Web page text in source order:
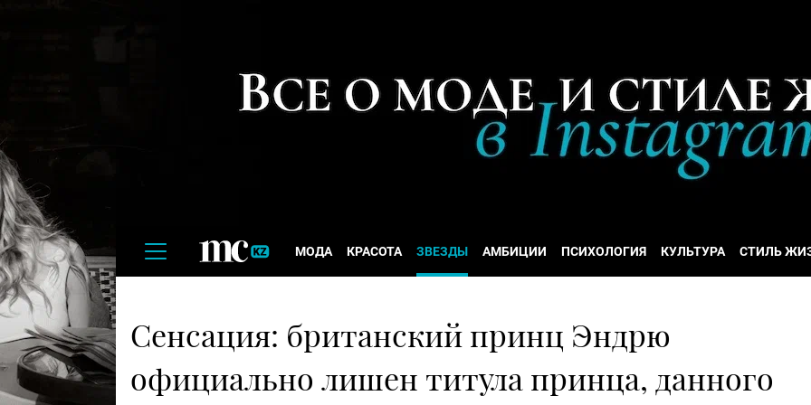
МОДА КРАСОТА ЗВЕЗДЫ АМБИЦИИ ПСИХОЛОГИЯ КУЛЬТУРА СТИЛЬ
Сенсация: британский принц Эндрю
официально лишен титула принца, данного